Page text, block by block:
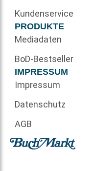
Kundenservice
PRODUKTE
Mediadaten
BoD-Bestseller
IMPRESSUM
Impressum
Datenschutz
AGB